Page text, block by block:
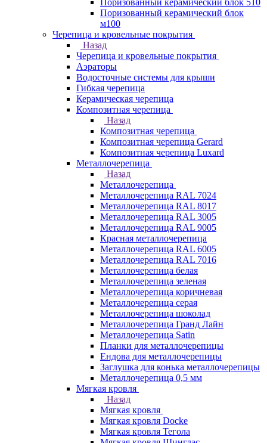
Поризованный керамический блок 510
Поризованный керамический блок
м100
Черепица и кровельные покрытия
Назад
Черепица и кровельные покрытия
Аэраторы
Водосточные системы для крыши
Гибкая черепица
Керамическая черепица
Композитная черепица
Назад
Композитная черепица
Композитная черепица Gerard
Композитная черепица Luxard
Металлочерепица
Назад
Металлочерепица
Металлочерепица RAL 7024
Металлочерепица RAL 8017
Металлочерепица RAL 3005
Металлочерепица RAL 9005
Красная металлочерепица
Металлочерепица RAL 6005
Металлочерепица RAL 7016
Металлочерепица белая
Металлочерепица зеленая
Металлочерепица коричневая
Металлочерепица серая
Металлочерепица шоколад
Металлочерепица Гранд Лайн
Металлочерепица Satin
Планки для металлочерепицы
Ендова для металлочерепицы
Заглушка для конька металлочерепицы
Металлочерепица 0,5 мм
Мягкая кровля
Назад
Мягкая кровля
Мягкая кровля Docke
Мягкая кровля Тегола